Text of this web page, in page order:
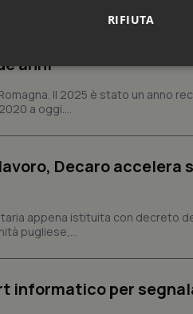
nel 2025 condotti
anni
Il 2025 è stato un anno
a oggi....
Decaro accelera
appena istituita con decreto
pugliese,...
informatico per
RIFIUTA
Statistici
il sito web abilitandone funzionalità di
è in grado di funzionare correttamente
settimane
scelte di
interazione con il